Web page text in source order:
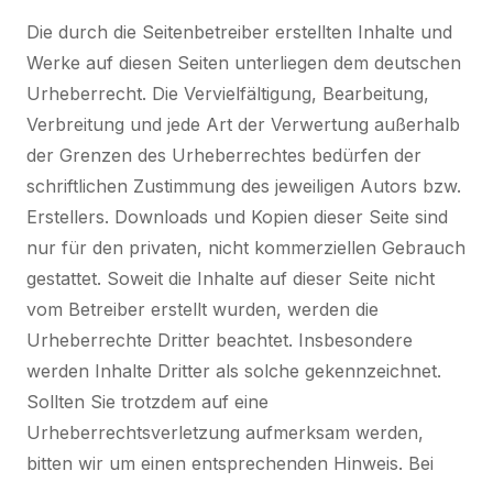
Die durch die Seitenbetreiber erstellten Inhalte und
Werke auf diesen Seiten unterliegen dem deutschen
Urheberrecht. Die Vervielfältigung, Bearbeitung,
Verbreitung und jede Art der Verwertung außerhalb
der Grenzen des Urheberrechtes bedürfen der
schriftlichen Zustimmung des jeweiligen Autors bzw.
Erstellers. Downloads und Kopien dieser Seite sind
nur für den privaten, nicht kommerziellen Gebrauch
gestattet. Soweit die Inhalte auf dieser Seite nicht
vom Betreiber erstellt wurden, werden die
Urheberrechte Dritter beachtet. Insbesondere
werden Inhalte Dritter als solche gekennzeichnet.
Sollten Sie trotzdem auf eine
Urheberrechtsverletzung aufmerksam werden,
bitten wir um einen entsprechenden Hinweis. Bei